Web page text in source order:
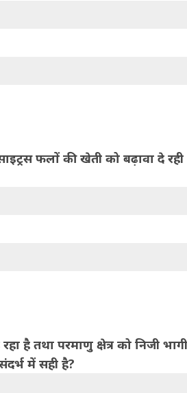
फलों की खेती को बढ़ावा दे रही
है तथा परमाणु क्षेत्र को निजी
में सही है?